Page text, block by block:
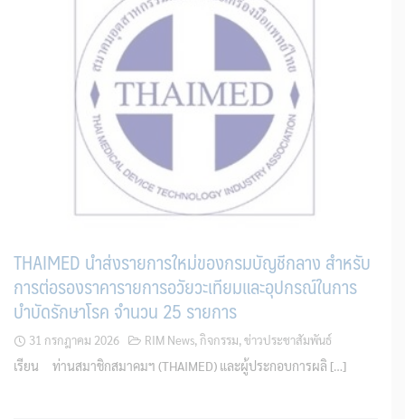
THAIMED นำส่งรายการใหม่ของกรมบัญชีกลาง สำหรับ
การต่อรองราคารายการอวัยวะเทียมและอุปกรณ์ในการ
บำบัดรักษาโรค จำนวน 25 รายการ
31 กรกฎาคม 2026 RIM News, กิจกรรม, ข่าวประชาสัมพันธ์
เรียน ท่านสมาชิกสมาคมฯ (THAIMED) และผู้ประกอบการผลิ […]